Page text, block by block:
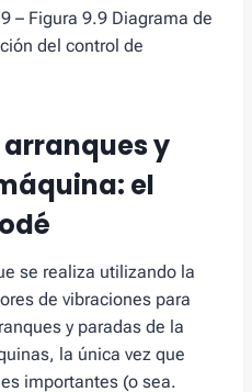
– Figura 9.9 Diagrama de
del control de
arranques y
el
se realiza utilizando la
de vibraciones para
y paradas de la
la única vez que
importantes (o sea.